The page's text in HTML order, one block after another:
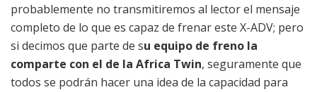
probablemente no transmitiremos al lector el mensaje
completo de lo que es capaz de frenar este X-ADV; pero
si decimos que parte de su equipo de freno la
comparte con el de la Africa Twin, seguramente que
todos se podrán hacer una idea de la capacidad para